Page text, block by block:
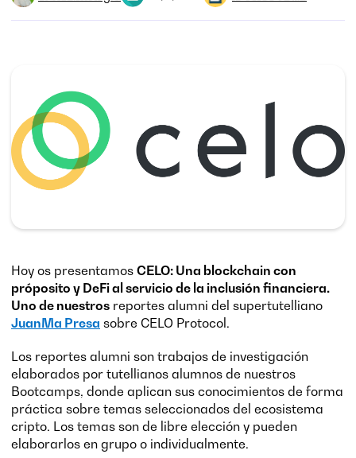
Hoy os presentamos CELO: Una blockchain con
próposito y DeFi al servicio de la inclusión financiera.
Uno de nuestros reportes alumni del supertutelliano
JuanMa Presa sobre CELO Protocol.
Los reportes alumni son trabajos de investigación
elaborados por tutellianos alumnos de nuestros
Bootcamps, donde aplican sus conocimientos de forma
práctica sobre temas seleccionados del ecosistema
cripto. Los temas son de libre elección y pueden
elaborarlos en grupo o individualmente.